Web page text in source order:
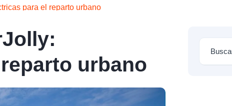
para el reparto urbano
urbano